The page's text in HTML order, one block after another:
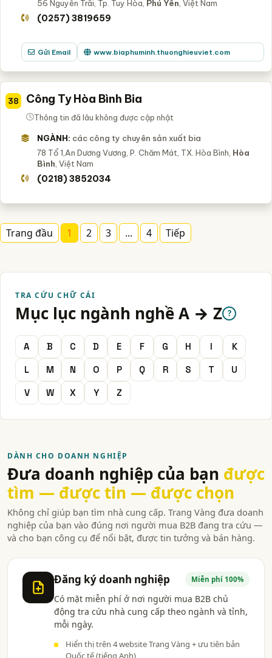
56 Nguyễn Trãi, Tp. Tuy Hòa, Phú Yên , Việt Nam
(0257) 3819659
Gửi Email www.biaphuminh.thuonghieuviet.com
38 Công Ty Hòa Bình Bia
Thông tin đã lâu không được cập nhật
NGÀNH: các công ty chuyên sản xuất bia
78 Tổ 1,An Dương Vương, P. Chăm Mát, TX. Hòa Bình, Hòa
Bình , Việt Nam
(0218) 3852034
Trang đầu 1 2 3 ... 4 Tiếp
TRA CỨU CHỮ CÁI
Mục lục ngành nghề A → Z ?
A B C D E F G H I
K
L
M N O P Q R S T
U
V
W X Y Z
DÀNH CHO DOANH NGHIỆP
Đưa doanh nghiệp của bạn được
tìm — được tin — được chọn
Không chỉ giúp bạn tìm nhà cung cấp. Trang Vàng đưa doanh
nghiệp của bạn vào đúng nơi người mua B2B đang tra cứu —
và cho bạn công cụ để nổi bật, được tin tưởng và bán hàng.
Đăng ký doanh nghiệp Miễn phí 100%
Có mặt miễn phí ở nơi người mua B2B chủ
động tra cứu nhà cung cấp theo ngành và tỉnh,
mỗi ngày.
Hiển thị trên 4 website Trang Vàng + ưu tiên bản
Quốc tế (tiếng Anh)